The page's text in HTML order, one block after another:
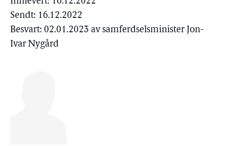
Sendt: 16.12.2022
Besvart: 02.01.2023 av samferdselsminister Jon-
Ivar Nygård